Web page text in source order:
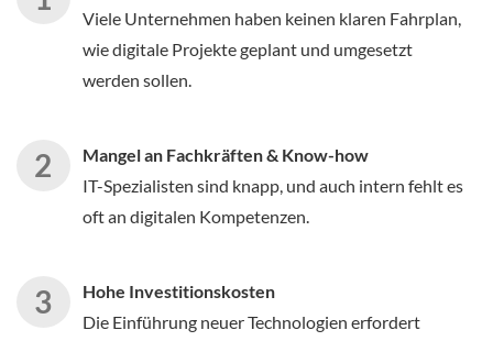
Viele Unternehmen haben keinen klaren Fahrplan,
wie digitale Projekte geplant und umgesetzt
werden sollen.
Mangel an Fachkräften & Know-how
IT-Spezialisten sind knapp, und auch intern fehlt es
oft an digitalen Kompetenzen.
Hohe Investitionskosten
Die Einführung neuer Technologien erfordert